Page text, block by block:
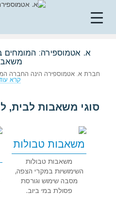
א. אטמוספירה: המומחים
חברת א. אטמוספירה הינה החברה
קרא
סוגי משאבות לבית,
משאבות טבולות
משאבות טבולות
השימושיות במקרי הצפה,
מסבה שימוש וגורסת
פסולת במי ביוב.